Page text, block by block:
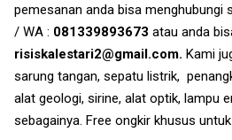
pemesanan anda bisa menghubungi
/ WA : 081339893673 atau anda
risiskalestari2@gmail.com. Kami
sarung tangan, sepatu listrik,
alat geologi, sirine, alat optik, lampu
sebagainya. Free ongkir khusus